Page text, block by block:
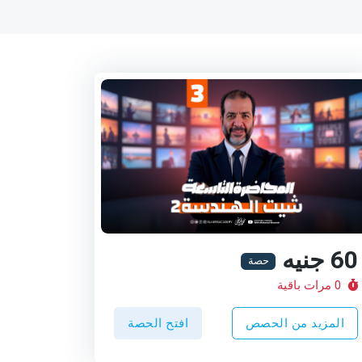
60 جنيه حصة
0 مرات باقية
المزيد من الحصص افتح الحصة